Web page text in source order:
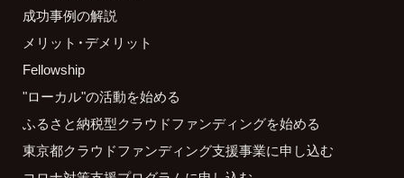
成功事例の解説
メリット・デメリット
Fellowship
"ローカル"の活動を始める
ふるさと納税型クラウドファンディングを始める
東京都クラウドファンディング支援事業に申し込む